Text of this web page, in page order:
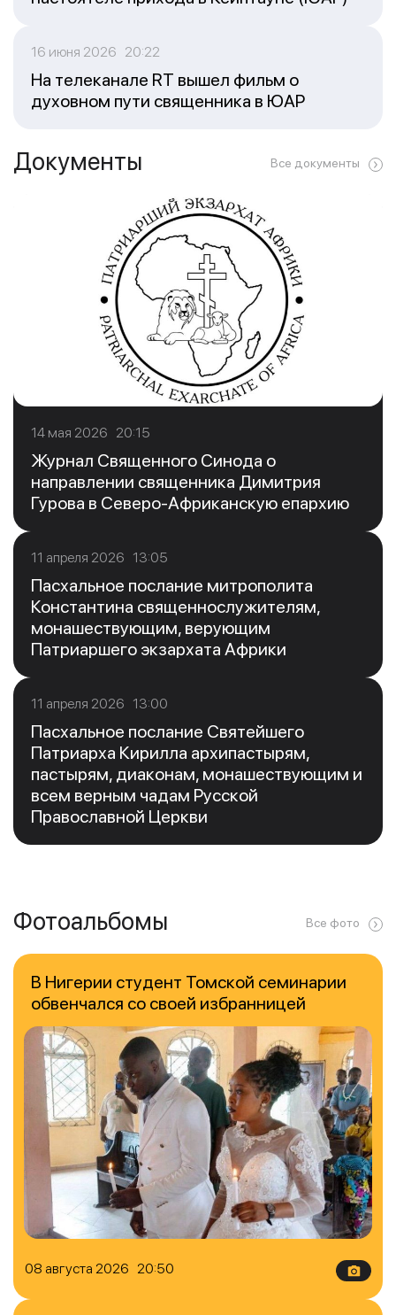
16 июня 2026 20:22
На телеканале RT вышел фильм о
духовном пути священника в ЮАР
Документы Все документы
14 мая 2026 20:15
Журнал Священного Синода о
направлении священника Димитрия
Гурова в Северо-Африканскую епархию
11 апреля 2026 13:05
Пасхальное послание митрополита
Константина священнослужителям,
монашествующим, верующим
Патриаршего экзархата Африки
11 апреля 2026 13:00
Пасхальное послание Святейшего
Патриарха Кирилла архипастырям,
пастырям, диаконам, монашествующим и
всем верным чадам Русской
Православной Церкви
Фотоальбомы Все фото
08 августа 2026 20:50
В Нигерии студент Томской семинарии
обвенчался со своей избранницей